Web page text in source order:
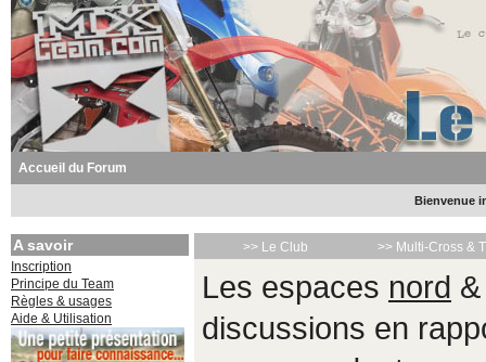
Accueil du Forum
Bienvenue
A savoir
Inscription
Principe du Team
Règles & usages
Aide & Utilisation
>> Le Club >> Multi-Cross &
Les espaces nord
discussions en